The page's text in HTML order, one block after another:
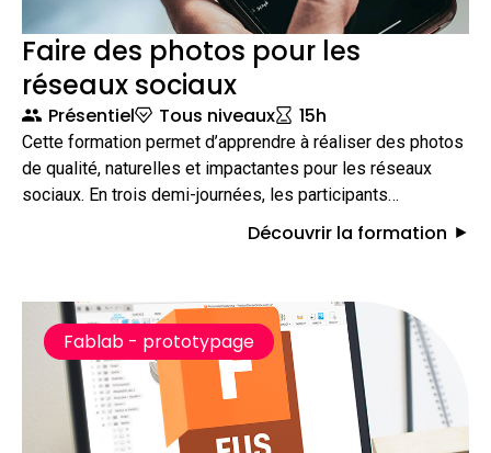
Faire des photos pour les
réseaux sociaux
Présentiel Tous niveaux 15h
Cette formation permet d’apprendre à réaliser des photos
de qualité, naturelles et impactantes pour les réseaux
sociaux. En trois demi-journées, les participants
découvrent les bases de la prise de vue, de la
sociales.
Découvrir la formation
Fablab - prototypage